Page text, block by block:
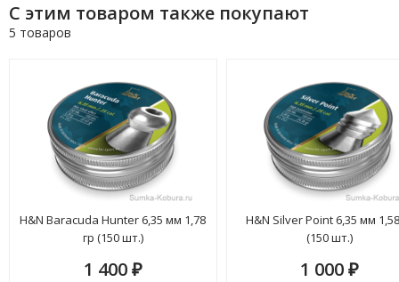
С этим товаром также покупают
5 товаров
H&N Baracuda Hunter 6,35 мм 1,78
гр (150 шт.)
1 400 ₽
H&N Silver Point 6,35 мм
(150 шт.)
1 000₽